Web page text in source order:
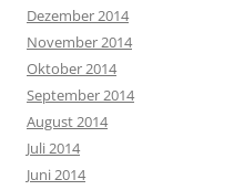
Dezember 2014
November 2014
Oktober 2014
September 2014
August 2014
Juli 2014
Juni 2014